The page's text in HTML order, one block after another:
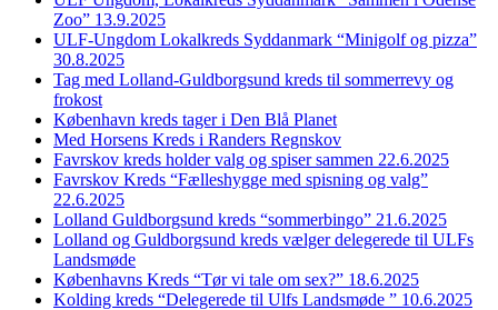
Zoo” 13.9.2025
ULF-Ungdom Lokalkreds Syddanmark “Minigolf og pizza”
30.8.2025
Tag med Lolland-Guldborgsund kreds til sommerrevy og
frokost
København kreds tager i Den Blå Planet
Med Horsens Kreds i Randers Regnskov
Favrskov kreds holder valg og spiser sammen 22.6.2025
Favrskov Kreds “Fælleshygge med spisning og valg”
22.6.2025
Lolland Guldborgsund kreds “sommerbingo” 21.6.2025
Lolland og Guldborgsund kreds vælger delegerede til ULFs
Landsmøde
Københavns Kreds “Tør vi tale om sex?” 18.6.2025
Kolding kreds “Delegerede til Ulfs Landsmøde ” 10.6.2025